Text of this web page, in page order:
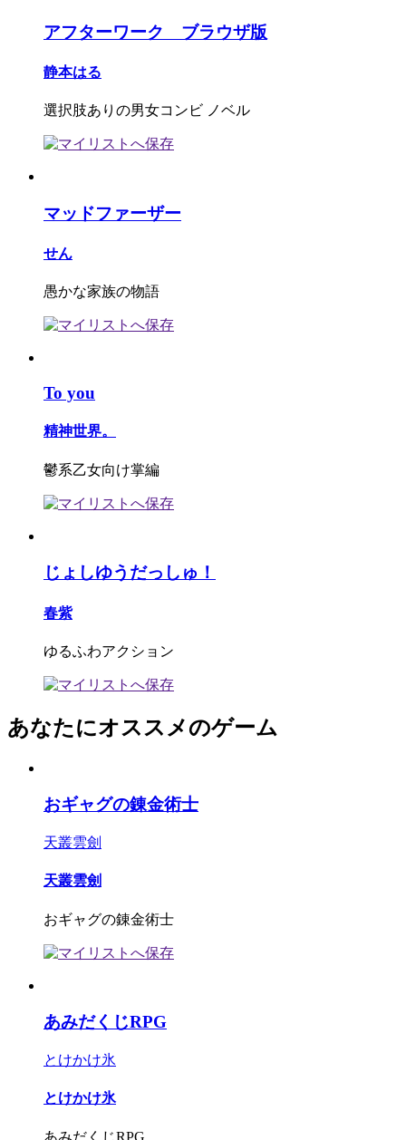
アフターワーク ブラウザ版
静本はる
選択肢ありの男女コンビ ノベル
マッドファーザー
せん
愚かな家族の物語
To you
精神世界。
鬱系乙女向け掌編
じょしゆうだっしゅ！
春紫
ゆるふわアクション
あなたにオススメのゲーム
おギャグの錬金術士
天叢雲劍
天叢雲劍
おギャグの錬金術士
あみだくじRPG
とけかけ氷
とけかけ氷
あみだくじRPG